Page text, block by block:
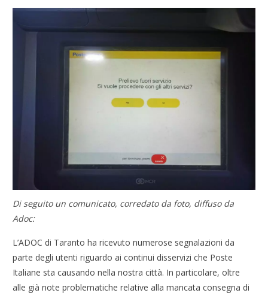
Di seguito un comunicato, corredato da foto, diffuso da
Adoc:
L’ADOC di Taranto ha ricevuto numerose segnalazioni da
parte degli utenti riguardo ai continui disservizi che Poste
Italiane sta causando nella nostra città. In particolare, oltre
alle già note problematiche relative alla mancata consegna di